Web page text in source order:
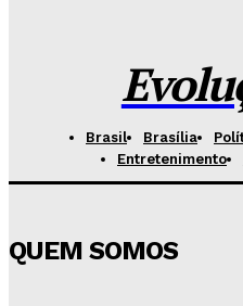
Brasil Brasília
Entretenimento
QUEM SOMOS